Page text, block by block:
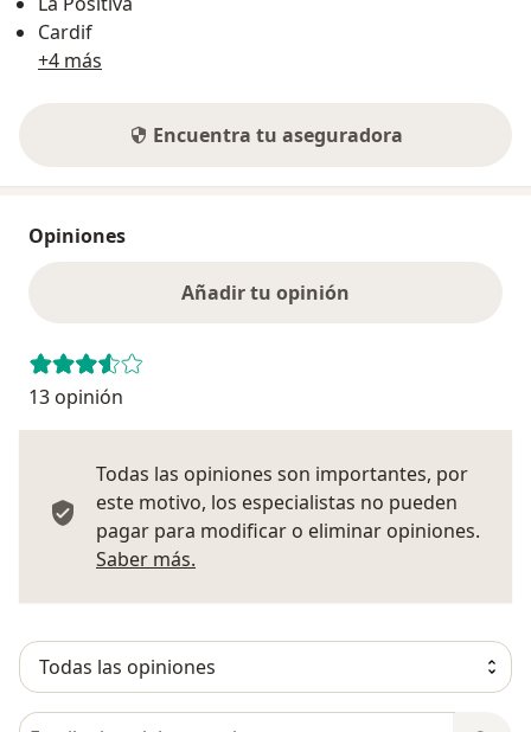
Cardif
+4 más
Encuentra tu aseguradora
Opiniones
Añadir tu opinión
13 opinión
Todas las opiniones son importantes, por
este motivo, los especialistas no pueden
pagar para modificar o eliminar opiniones.
Saber más.
Busca en opiniones